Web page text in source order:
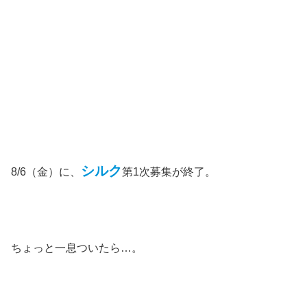
8/6（金）に、 シルク第1次募集が終了。
ちょっと一息ついたら…。